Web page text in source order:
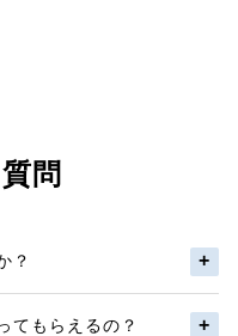
問
？
てもらえるの？